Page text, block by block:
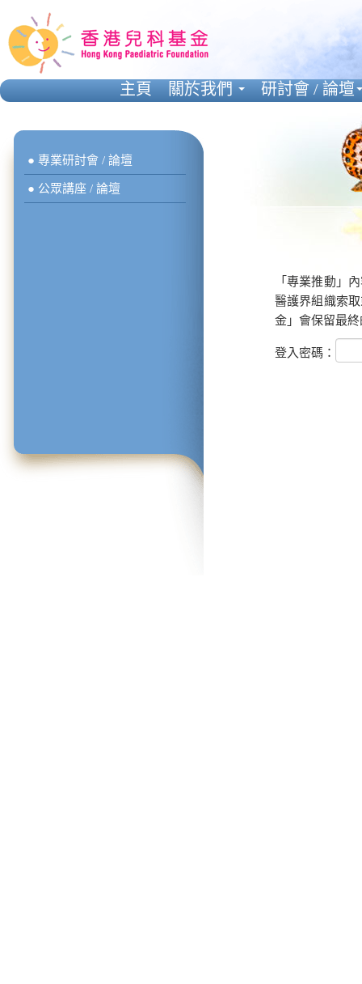
● 專業研討會 / 論壇
● 公眾講座 / 論壇
「專業推動」
醫護界組織索
金」會保留最
登入密碼：
主頁 關於我們 研討會 / 論壇